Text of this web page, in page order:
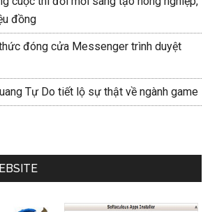
đồng
đóng cửa Messenger trình duyệt
Tự Do tiết lộ sự thật về ngành game